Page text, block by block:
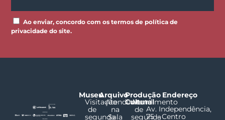
Ao enviar, concordo com os termos de política de
privacidade do site.
Museu
Visitação
de
segunda
Arquivo
Atendimento
na
Sala
Produção
Cultural
Atendimento
de
segunda
Endereço
Av. Independência,
75 – Centro